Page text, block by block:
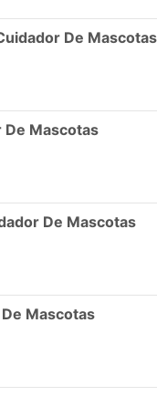
De Mascotas
De Mascotas
De Mascotas
Mascotas